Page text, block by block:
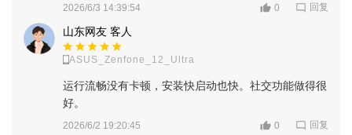
2026/6/3 14:39:54 0 回复
山东网友 客人
ASUS_Zenfone_12_Ultra
运行流畅没有卡顿，安装快启动也快。社交功能做得很
好。
2026/6/2 19:20:45 0 回复